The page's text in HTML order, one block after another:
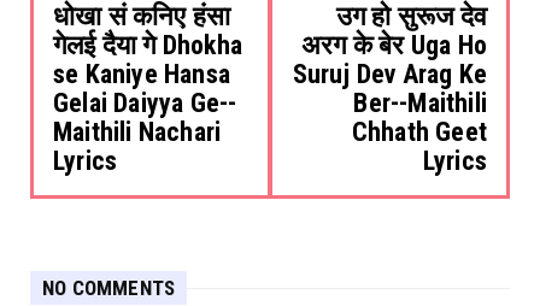
धोखा सं कनिए हंसा
गेलई दैया गे Dhokha
se Kaniye Hansa
Gelai Daiyya Ge--
Maithili Nachari
Lyrics
उग हो सुरूज देव
अरग के बेर Uga Ho
Suruj Dev Arag Ke
Ber--Maithili
Chhath Geet
Lyrics
NO COMMENTS